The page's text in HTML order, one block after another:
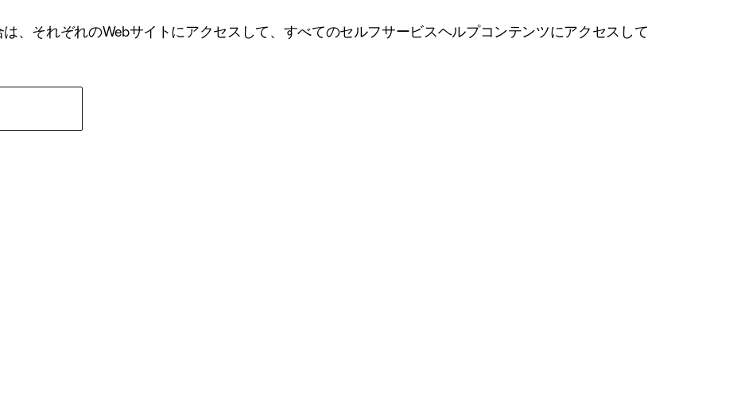
、それぞれのWebサイトにアクセスして、すべてのセルフサービスヘルプコンテンツにアクセスして